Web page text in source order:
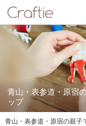
青山・表参道・原宿
ップ
青山・表参道・原宿の親子